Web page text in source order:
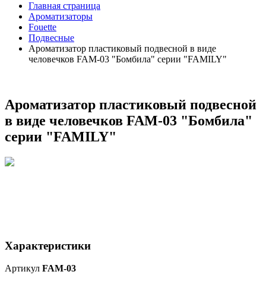
Главная страница
Ароматизаторы
Fouette
Подвесные
Ароматизатор пластиковый подвесной в виде
человечков FAM-03 "Бомбила" серии "FAMILY"
Ароматизатор пластиковый подвесной
в виде человечков FAM-03 "Бомбила"
серии "FAMILY"
Характеристики
Артикул FAM-03